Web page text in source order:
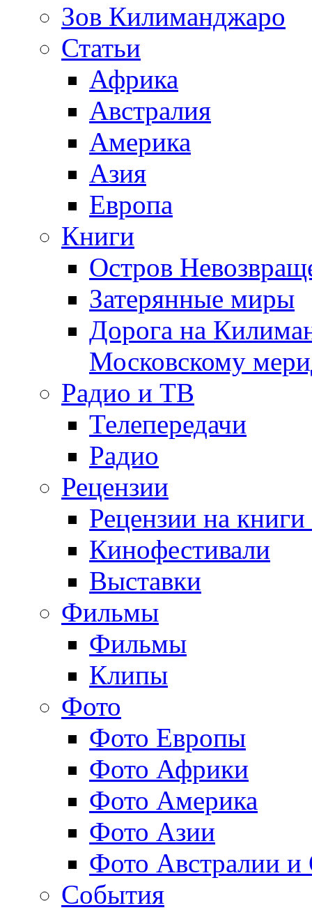
Зов Килиманджаро
Статьи
Африка
Австралия
Америка
Азия
Европа
Книги
Остров
Затерянные миры
Дорога на
Московскому
Радио и ТВ
Телепередачи
Радио
Рецензии
Рецензии на
Кинофестивали
Выставки
Фильмы
Фильмы
Клипы
Фото
Фото Европы
Фото Африки
Фото Америка
Фото Азии
Фото Австралии и
События